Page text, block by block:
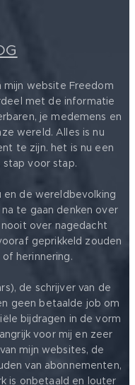
mijn website Freedom
met de informatie
je medemens en
wereld. Alles is nu
te zijn. het is nu een
stap voor stap.
en de wereldbevolking
te gaan denken over
over nagedacht
geprikkeld zouden
herinnering.
de schrijver van de
geen betaalde job om
bijdragen in de vorm
voor mij en zeer
mijn websites, de
van abonnementen,
is onbetaald en louter